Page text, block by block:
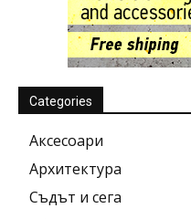
Categories
Аксесоари
Архитектура
Съдът и сега